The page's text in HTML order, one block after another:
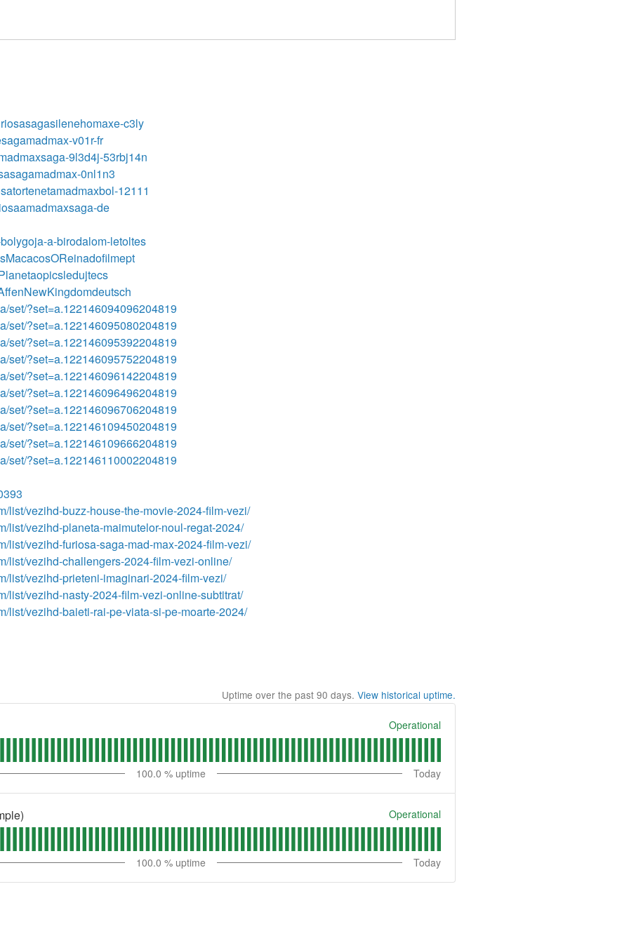
c3ly
v01r-fr
9l3d4j-53rbj14n
0nl1n3
12111
de
a-birodalom-letoltes
set/?set=a.122146094096204819
set/?set=a.122146095080204819
set/?set=a.122146095392204819
set/?set=a.122146095752204819
set/?set=a.122146096142204819
set/?set=a.122146096496204819
set/?set=a.122146096706204819
set/?set=a.122146109450204819
set/?set=a.122146109666204819
set/?set=a.122146110002204819
list/vezihd-buzz-house-the-movie-2024-film-vezi/
list/vezihd-planeta-maimutelor-noul-regat-2024/
list/vezihd-furiosa-saga-mad-max-2024-film-vezi/
list/vezihd-challengers-2024-film-vezi-online/
list/vezihd-prieteni-imaginari-2024-film-vezi/
list/vezihd-nasty-2024-film-vezi-online-subtitrat/
list/vezihd-baieti-rai-pe-viata-si-pe-moarte-2024/
Uptime over the past 90 days. View historical uptime.
Operational
100.0 % uptime Today
Operational
100.0 % uptime Today